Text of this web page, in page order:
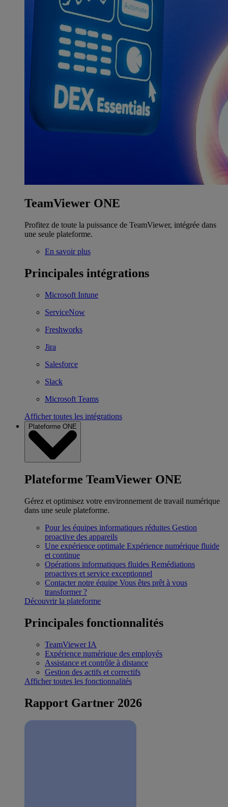
TeamViewer ONE
Profitez de toute la puissance de TeamViewer, intégrée dans
une seule plateforme.
En savoir plus
Principales intégrations
Microsoft Intune
ServiceNow
Freshworks
Jira
Salesforce
Slack
Microsoft Teams
Afficher toutes les intégrations
Plateforme ONE
Plateforme TeamViewer ONE
Gérez et optimisez votre environnement de travail numérique
dans une seule plateforme.
Pour les équipes informatiques réduites Gestion
proactive des appareils
Une expérience optimale Expérience numérique fluide
et continue
Opérations informatiques fluides Remédiations
proactives et service exceptionnel
Contacter notre équipe Vous êtes prêt à vous
transformer ?
Découvrir la plateforme
Principales fonctionnalités
TeamViewer IA
Expérience numérique des employés
Assistance et contrôle à distance
Gestion des actifs et correctifs
Afficher toutes les fonctionnalités
Rapport Gartner 2026